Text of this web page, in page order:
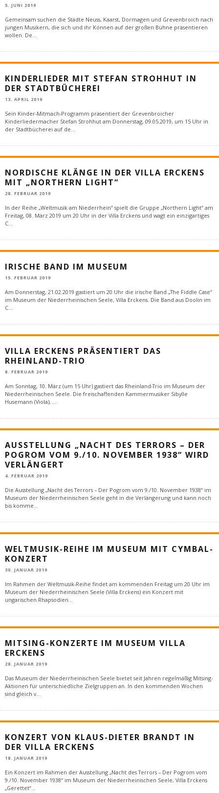
5. JUNI 2019
Gemeinsam suchen die Städte Neuss, Kaarst, Dormagen und Grevenbroich nach
jungen Musikern, die sich und ihr Können auf der großen Bühne präsentieren
wollen. De
KINDERLIEDER MIT STEFAN STROHHUT IN
DER STADTBÜCHEREI
13. APRIL 2019
Sein Kinder-Mitmach-Programm präsentiert der Grevenbroicher
Kinderliedermacher Stefan Strohhut am Donnerstag, 09.05.2019, um 15 Uhr in
der Stadtbücherei auf de
NORDISCHE KLÄNGE IN DER VILLA ERCKENS
MIT „NORTHERN LIGHT“
28. FEBRUAR 2019
In der Reihe „Weltmusik am Niederrhein“ spielt die Gruppe „Northern Light“ am
Freitag, 08. März 2019 um 20 Uhr in der Villa Erckens und wagt ein einzigartiges
C
IRISCHE BAND IM MUSEUM
15. FEBRUAR 2019
Am Donnerstag, 21.02.2019 gastiert um 20 Uhr die irische Band „The Fiddle Case“
im Museum der Niederrheinischen Seele, Villa Erckens. Die Band aus Doolin im
C
VILLA ERCKENS PRÄSENTIERT DAS
RHEINLAND-TRIO
8. FEBRUAR 2019
Am Sonntag, 10. März (um 15 Uhr) gastiert das Rheinland-Trio im Museum der
Niederrheinischen Seele. Die freischaffenden Kammermusiker Sibylle
Husemann (Viola), ...
AUSSTELLUNG „NACHT DES TERRORS – DER
POGROM VOM 9./10. NOVEMBER 1938“ WIRD
VERLÄNGERT
4. FEBRUAR 2019
Die Ausstellung „Nacht des Terrors – Der Pogrom vom 9./10. November 1938“ im
Museum der Niederrheinischen Seele geht in die Verlängerung und kann noch
bis komme...
WELTMUSIK-REIHE IM MUSEUM MIT CYMBAL-
KONZERT
30. JANUAR 2019
Im Rahmen der Weltmusik-Reihe findet am kommenden Freitag um 20 Uhr im
Museum der Niederrheinischen Seele (Villa Erckens) ein Konzert mit
ungarischen Rhapsodien...
MITSING-KONZERTE IM MUSEUM VILLA
ERCKENS
28. JANUAR 2019
Das Museum der Niederrheinischen Seele bietet seit Jahren regelmäßig Mitsing-
Aktionen für unterschiedliche Zielgruppen an. In den kommenden Wochen
sind gleich v...
KONZERT VON KLAUS-DIETER BRANDT IN
DER VILLA ERCKENS
18. JANUAR 2019
Ein Konzert im Rahmen der Ausstellung „Nacht des Terrors – Der Pogrom vom
9./10. November 1938“ im Museum der Niederrheinischen Seele, Villa Erckens
„Gerettet“...